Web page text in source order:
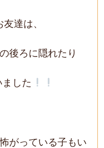
達は、
後ろに隠れたり
した
がっている子もい